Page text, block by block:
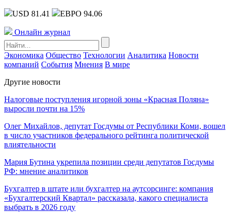
USD 81.41 ЕВРО 94.06
Онлайн журнал
Экономика Общество Технологии Аналитика Новости
компаний События Мнения В мире
Другие новости
Налоговые поступления игорной зоны «Красная Поляна»
выросли почти на 15%
Олег Михайлов, депутат Госдумы от Республики Коми, вошел
в число участников федерального рейтинга политической
влиятельности
Мария Бутина укрепила позиции среди депутатов Госдумы
РФ: мнение аналитиков
Бухгалтер в штате или бухгалтер на аутсорсинге: компания
«Бухгалтерский Квартал» рассказала, какого специалиста
выбрать в 2026 году